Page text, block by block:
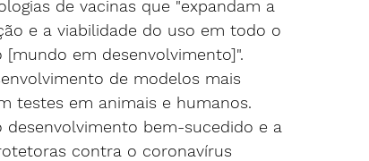
de vacinas que "expandam a
e a viabilidade do uso em todo o
em desenvolvimento]".
de modelos mais
testes em animais e humanos.
bem-sucedido e a
contra o coronavírus